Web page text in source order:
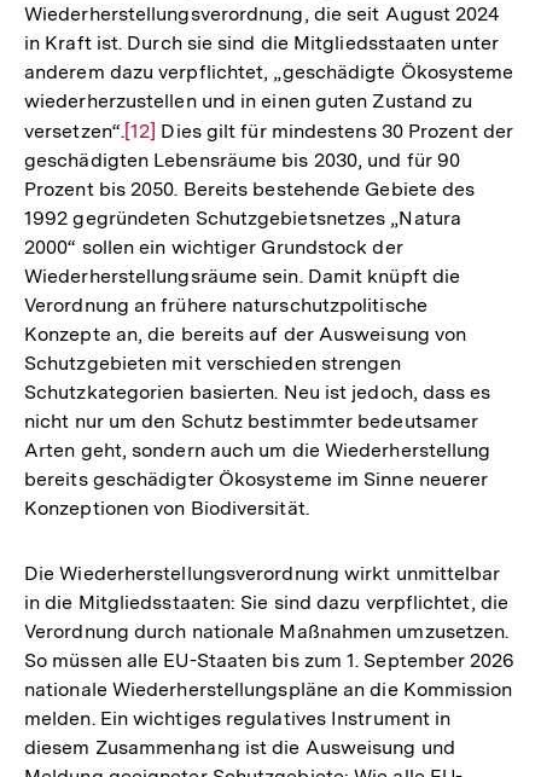
Wiederherstellungsverordnung, die seit August 2024
in Kraft ist. Durch sie sind die Mitgliedsstaaten unter
anderem dazu verpflichtet, „geschädigte Ökosysteme
wiederherzustellen und in einen guten Zustand zu
versetzen“.Zur
Auflösung
der
Fußnote
[12] Dies gilt für mindestens 30 Prozent der
geschädigten Lebensräume bis 2030, und für 90
Prozent bis 2050. Bereits bestehende Gebiete des
1992 gegründeten Schutzgebietsnetzes „Natura
2000“ sollen ein wichtiger Grundstock der
Wiederherstellungsräume sein. Damit knüpft die
Verordnung an frühere naturschutzpolitische
Konzepte an, die bereits auf der Ausweisung von
Schutzgebieten mit verschieden strengen
Schutzkategorien basierten. Neu ist jedoch, dass es
nicht nur um den Schutz bestimmter bedeutsamer
Arten geht, sondern auch um die Wiederherstellung
bereits geschädigter Ökosysteme im Sinne neuerer
Konzeptionen von Biodiversität.
Die Wiederherstellungsverordnung wirkt unmittelbar
in die Mitgliedsstaaten: Sie sind dazu verpflichtet, die
Verordnung durch nationale Maßnahmen umzusetzen.
So müssen alle EU-Staaten bis zum 1. September 2026
nationale Wiederherstellungspläne an die Kommission
melden. Ein wichtiges regulatives Instrument in
diesem Zusammenhang ist die Ausweisung und